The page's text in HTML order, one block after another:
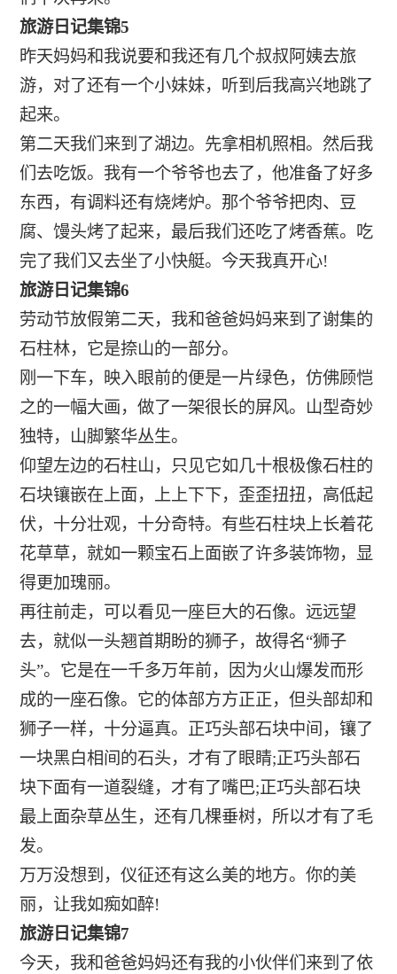
旅游日记集锦5
昨天妈妈和我说要和我还有几个叔叔阿姨去旅
游，对了还有一个小妹妹，听到后我高兴地跳了
起来。
第二天我们来到了湖边。先拿相机照相。然后我
们去吃饭。我有一个爷爷也去了，他准备了好多
东西，有调料还有烧烤炉。那个爷爷把肉、豆
腐、馒头烤了起来，最后我们还吃了烤香蕉。吃
完了我们又去坐了小快艇。今天我真开心!
旅游日记集锦6
劳动节放假第二天，我和爸爸妈妈来到了谢集的
石柱林，它是捺山的一部分。
刚一下车，映入眼前的便是一片绿色，仿佛顾恺
之的一幅大画，做了一架很长的屏风。山型奇妙
独特，山脚繁华丛生。
仰望左边的石柱山，只见它如几十根极像石柱的
石块镶嵌在上面，上上下下，歪歪扭扭，高低起
伏，十分壮观，十分奇特。有些石柱块上长着花
花草草，就如一颗宝石上面嵌了许多装饰物，显
得更加瑰丽。
再往前走，可以看见一座巨大的石像。远远望
去，就似一头翘首期盼的狮子，故得名“狮子
头”。它是在一千多万年前，因为火山爆发而形
成的一座石像。它的体部方方正正，但头部却和
狮子一样，十分逼真。正巧头部石块中间，镶了
一块黑白相间的石头，才有了眼睛;正巧头部石
块下面有一道裂缝，才有了嘴巴;正巧头部石块
最上面杂草丛生，还有几棵垂树，所以才有了毛
发。
万万没想到，仪征还有这么美的地方。你的美
丽，让我如痴如醉!
旅游日记集锦7
今天，我和爸爸妈妈还有我的小伙伴们来到了依